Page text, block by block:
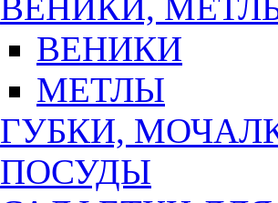
ВЕНИКИ,
ВЕНИКИ
МЕТЛЫ
ГУБКИ,
ПОСУДЫ